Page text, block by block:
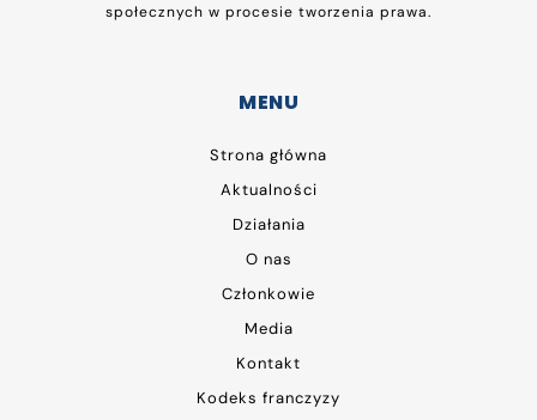
społecznych w procesie tworzenia prawa.
MENU
Strona główna
Aktualności
Działania
O nas
Członkowie
Media
Kontakt
Kodeks franczyzy